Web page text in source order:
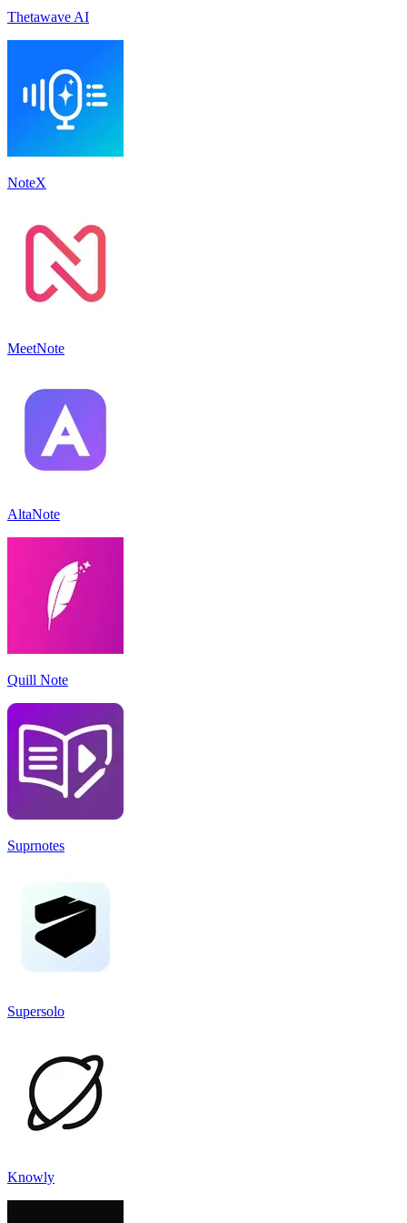
Thetawave AI
NoteX
MeetNote
AltaNote
Quill Note
Suprnotes
Supersolo
Knowly